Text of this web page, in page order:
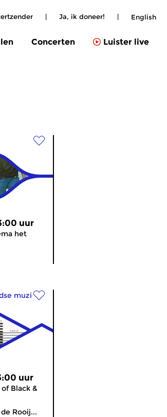
| Ja, ik doneer! | English
Concerten Luister live
uur
het
muziek
uur
Black &
Rooij...